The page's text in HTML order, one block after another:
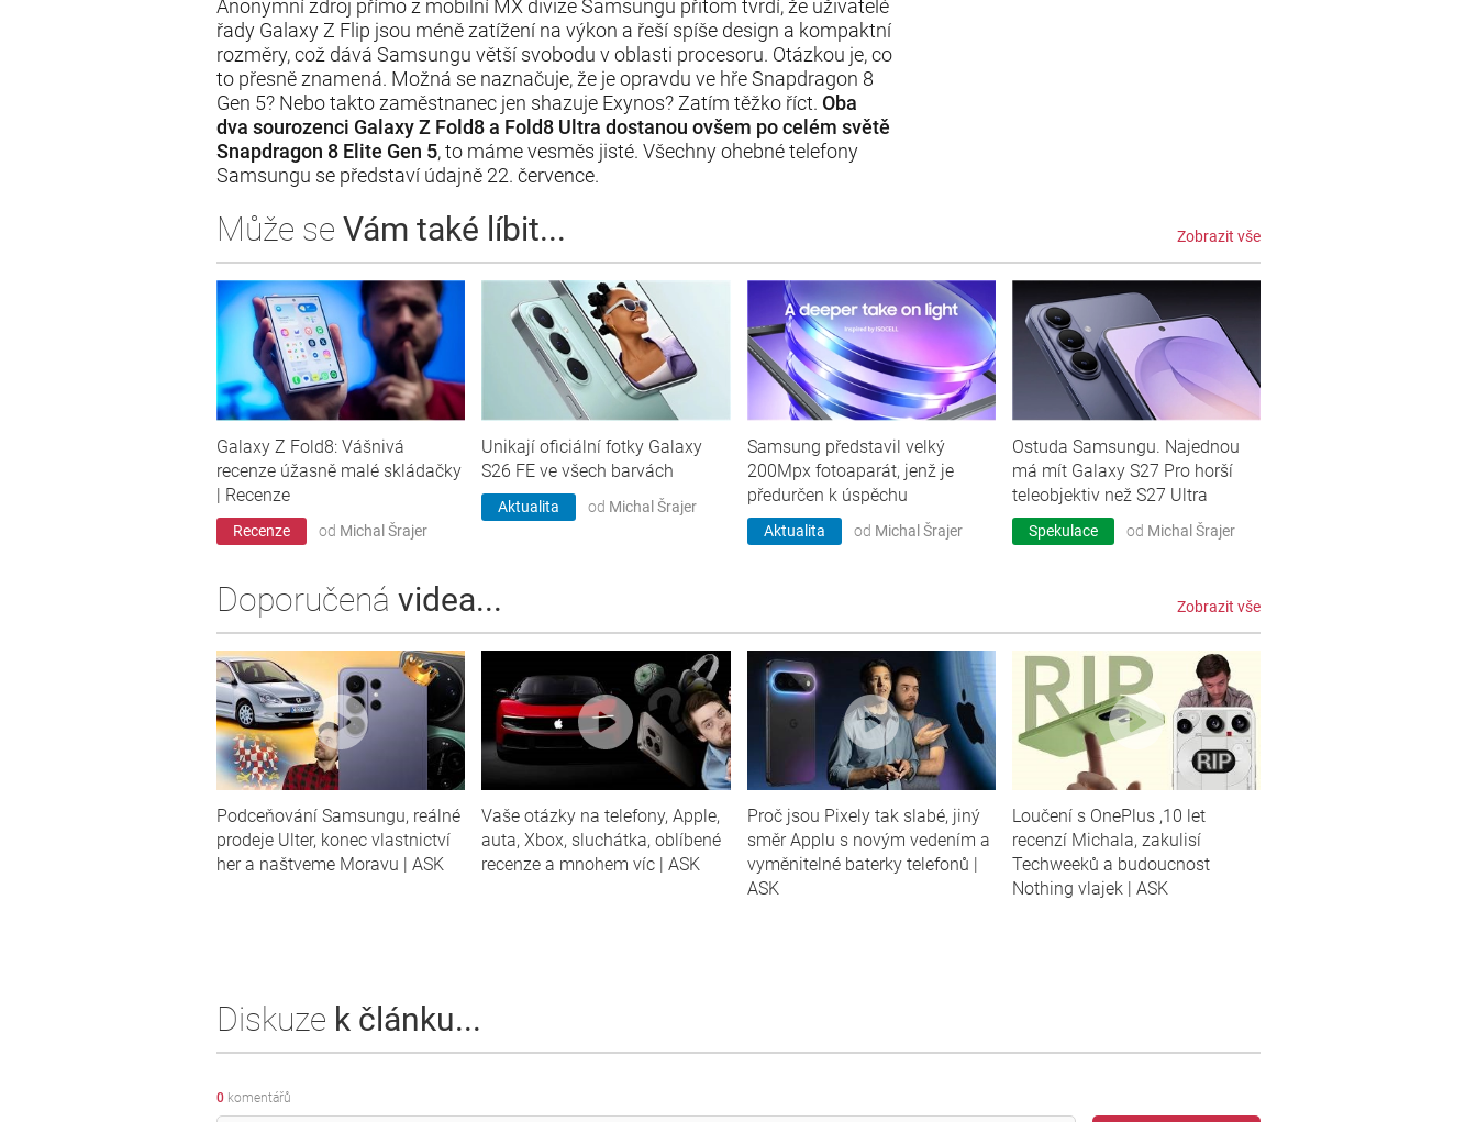
Anonymní zdroj přímo z mobilní MX divize Samsungu přitom tvrdí, že uživatelé
řady Galaxy Z Flip jsou méně zatížení na výkon a řeší spíše design a kompaktní
rozměry, což dává Samsungu větší svobodu v oblasti procesoru. Otázkou je, co
to přesně znamená. Možná se naznačuje, že je opravdu ve hře Snapdragon 8
Gen 5? Nebo takto zaměstnanec jen shazuje Exynos? Zatím těžko říct. Oba
dva sourozenci Galaxy Z Fold8 a Fold8 Ultra dostanou ovšem po celém světě
Snapdragon 8 Elite Gen 5, to máme vesměs jisté. Všechny ohebné telefony
Samsungu se představí údajně 22. července.
Může se Vám také líbit... Zobrazit vše
Galaxy Z Fold8: Vášnivá
recenze úžasně malé skládačky
| Recenze
Recenze od Michal Šrajer
Unikají oficiální fotky Galaxy
S26 FE ve všech barvách
Aktualita od Michal Šrajer
Samsung představil velký
200Mpx fotoaparát, jenž je
předurčen k úspěchu
Aktualita od Michal Šrajer
Ostuda Samsungu. Najednou
má mít Galaxy S27 Pro horší
teleobjektiv než S27 Ultra
Spekulace od Michal Šrajer
Doporučená videa... Zobrazit vše
Podceňování Samsungu, reálné
prodeje Ulter, konec vlastnictví
her a naštveme Moravu | ASK
Vaše otázky na telefony, Apple,
auta, Xbox, sluchátka, oblíbené
recenze a mnohem víc | ASK
Proč jsou Pixely tak slabé, jiný
směr Applu s novým vedením a
vyměnitelné baterky telefonů |
ASK
Loučení s OnePlus ,10 let
recenzí Michala, zakulisí
Techweeků a budoucnost
Nothing vlajek | ASK
Diskuze k článku...
0 komentářů